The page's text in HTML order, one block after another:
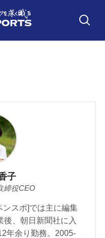
子
締役CEO
ンスポ]では主に編集
後、朝日新聞社に入
年余り勤務。2005-